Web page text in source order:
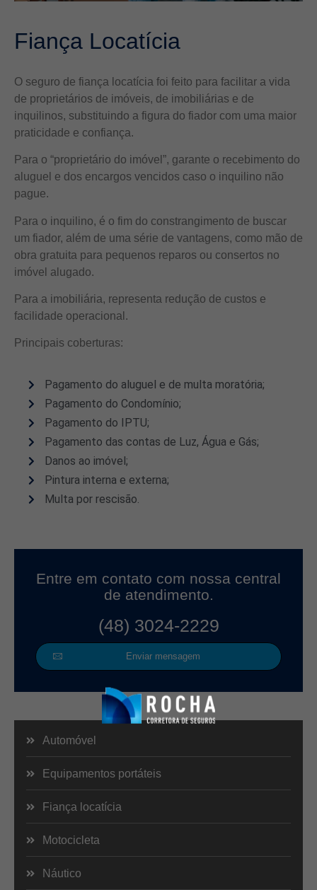
Fiança Locatícia
O seguro de fiança locatícia foi feito para facilitar a vida
de proprietários de imóveis, de imobiliárias e de
inquilinos, substituindo a figura do fiador com uma maior
praticidade e confiança.
Para o “proprietário do imóvel”, garante o recebimento do
aluguel e dos encargos vencidos caso o inquilino não
pague.
Para o inquilino, é o fim do constrangimento de buscar
um fiador, além de uma série de vantagens, como mão de
obra gratuita para pequenos reparos ou consertos no
imóvel alugado.
Para a imobiliária, representa redução de custos e
facilidade operacional.
Principais coberturas:
Pagamento do aluguel e de multa moratória;
Pagamento do Condomínio;
Pagamento do IPTU;
Pagamento das contas de Luz, Água e Gás;
Danos ao imóvel;
Pintura interna e externa;
Multa por rescisão.
Entre em contato com nossa central
de atendimento.
(48) 3024-2229
Enviar mensagem
Automóvel
Equipamentos portáteis
Fiança locatícia
Motocicleta
Náutico